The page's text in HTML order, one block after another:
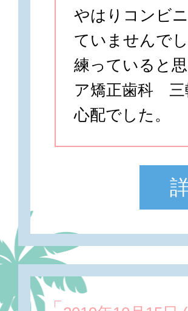
やはりコンビ
ていませんで
練っていると
ア矯正歯科 三
心配でした。